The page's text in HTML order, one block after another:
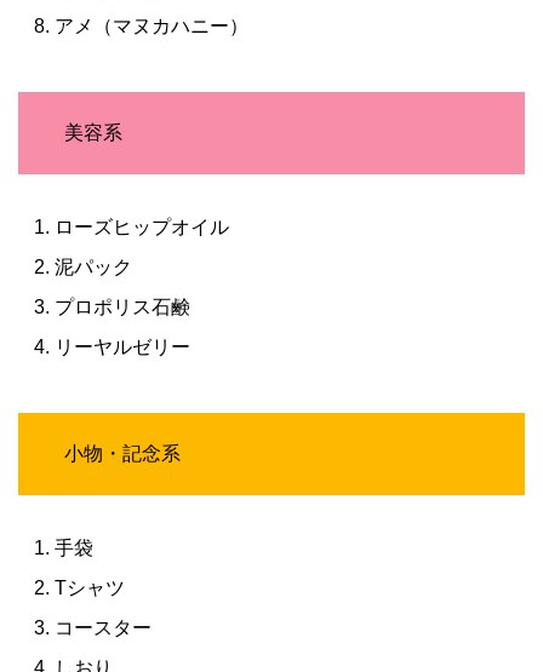
アメ（マヌカハニー）
美容系
ローズヒップオイル
泥パック
プロポリス石鹸
リーヤルゼリー
小物・記念系
手袋
Tシャツ
コースター
しおり